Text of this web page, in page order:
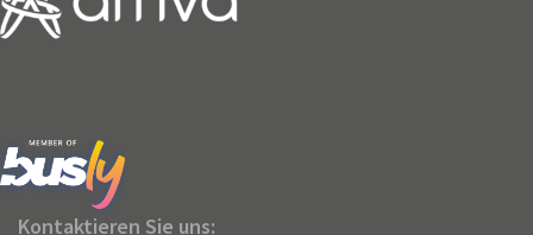
Kontaktieren Sie uns: